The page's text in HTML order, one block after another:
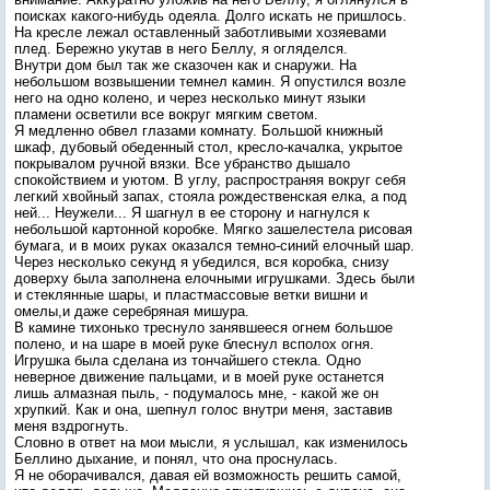
поисках какого-нибудь одеяла. Долго искать не пришлось.
На кресле лежал оставленный заботливыми хозяевами
плед. Бережно укутав в него Беллу, я огляделся.
Внутри дом был так же сказочен как и снаружи. На
небольшом возвышении темнел камин. Я опустился возле
него на одно колено, и через несколько минут языки
пламени осветили все вокруг мягким светом.
Я медленно обвел глазами комнату. Большой книжный
шкаф, дубовый обеденный стол, кресло-качалка, укрытое
покрывалом ручной вязки. Все убранство дышало
спокойствием и уютом. В углу, распространяя вокруг себя
легкий хвойный запах, стояла рождественская елка, а под
ней... Неужели... Я шагнул в ее сторону и нагнулся к
небольшой картонной коробке. Мягко зашелестела рисовая
бумага, и в моих руках оказался темно-синий елочный шар.
Через несколько секунд я убедился, вся коробка, снизу
доверху была заполнена елочными игрушками. Здесь были
и стеклянные шары, и пластмассовые ветки вишни и
омелы,и даже серебряная мишура.
В камине тихонько треснуло занявшееся огнем большое
полено, и на шаре в моей руке блеснул всполох огня.
Игрушка была сделана из тончайшего стекла. Одно
неверное движение пальцами, и в моей руке останется
лишь алмазная пыль, - подумалось мне, - какой же он
хрупкий. Как и она, шепнул голос внутри меня, заставив
меня вздрогнуть.
Словно в ответ на мои мысли, я услышал, как изменилось
Беллино дыхание, и понял, что она проснулась.
Я не оборачивался, давая ей возможность решить самой,